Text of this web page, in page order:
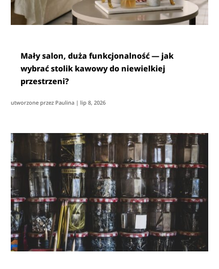
Mały salon, duża funkcjonalność — jak
wybrać stolik kawowy do niewielkiej
przestrzeni?
utworzone przez Paulina | lip 8, 2026